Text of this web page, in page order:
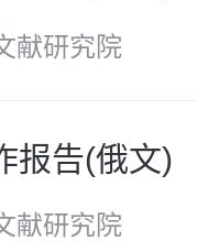
献研究院
报告(俄文)
献研究院